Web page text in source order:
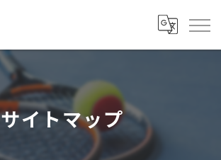
サイトマップ